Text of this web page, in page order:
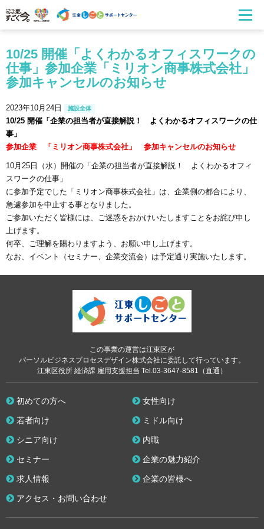
10/25 開催「よくわかるオフィスワークの
仕事」参加企業「ミリオン商事株式会社」
参加キャンセルのお知らせ
2023年10月24日 施設全体
10/25 開催「企業の担当者が直接解説！ よくわかるオフィスワークの仕
事」
参加企業 「ミリオン商事株式会社」 参加キャンセルのお知らせ
10月25日（水）開催の「企業の担当者が直接解説！ よくわかるオフィ
スワークの仕事」
に参加予定でした「ミリオン商事株式会社」は、企業側の都合により、
急遽参加を中止する事となりました。
ご参加いただく皆様には、ご迷惑をおかけいたしますことをお詫び申し
上げます。
何卒、ご理解を賜わりますよう、お願い申し上げます。
なお、イベント（セミナー、企業交流会）は予定通り実施いたします。
この事業の運営は江東区が
パーソルビジネスプロセスデザイン株式会社に委託して行っています。
江東区役所 経済課 雇用支援担当 Tel.03-3647-8581（直通）
初めての方へ 女性向け
若者向け ミドル向け
シニア向け 内職
セミナー 企業の魅力紹介
求人情報 企業の皆様へ
アクセス・お問い合わせ